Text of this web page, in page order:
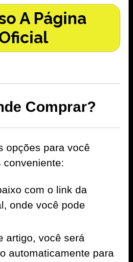
A Página
Comprar?
opções para você
conveniente:
com o link da
onde você pode
artigo, você será
automaticamente para